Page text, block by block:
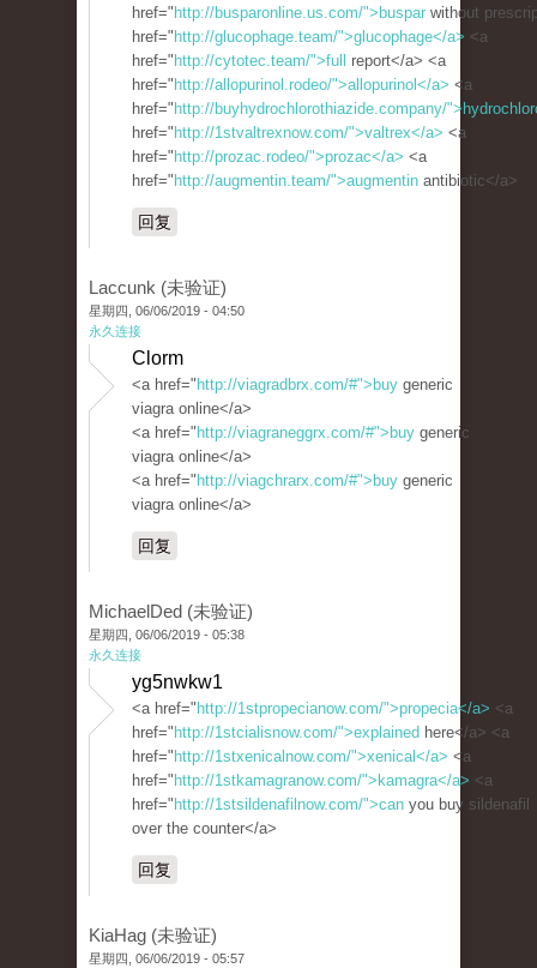
href=" http://busparonline.us.com/">buspar without
href=" http://glucophage.team/">glucophage</a> <a
href=" http://cytotec.team/">full
report</a> <a
href=" http://allopurinol.rodeo/">allopurinol</a> <a
href=" http://buyhydrochlorothiazide.company/
href=" http://1stvaltrexnow.com/">valtrex</a> <a
href=" http://prozac.rodeo/">prozac</a> <a
href=" http://augmentin.team/">augmentin antibiotic</a>
回复
Laccunk (未验证)
星期四, 06/06/2019 - 04:50
永久连接
Clorm
<a href=" http://viagradbrx.com/#">buy generic
viagra online</a>
<a href=" http://viagraneggrx.com/#">buy generic
viagra online</a>
<a href=" http://viagchrarx.com/#">buy generic
viagra online</a>
回复
MichaelDed (未验证)
星期四, 06/06/2019 - 05:38
永久连接
yg5nwkw1
<a href=" http://1stpropecianow.com/">propecia</a> <a
href=" http://1stcialisnow.com/">explained here</a> <a
href=" http://1stxenicalnow.com/">xenical</a> <a
href=" http://1stkamagranow.com/">kamagra</a> <a
href=" http://1stsildenafilnow.com/">can you buy sildenafil
over the counter</a>
回复
KiaHag (未验证)
星期四, 06/06/2019 - 05:57